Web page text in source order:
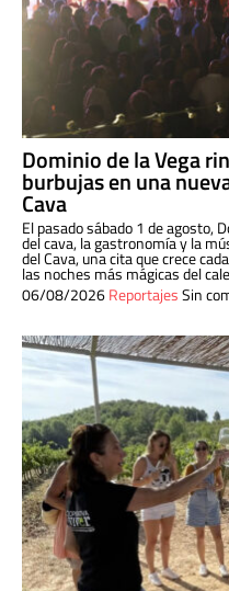
Dominio de la Vega
burbujas en una
Cava
El pasado sábado 1 de agosto,
del cava, la gastronomía y la
del Cava, una cita que crece
las noches más mágicas del
06/08/2026ReportajesSin